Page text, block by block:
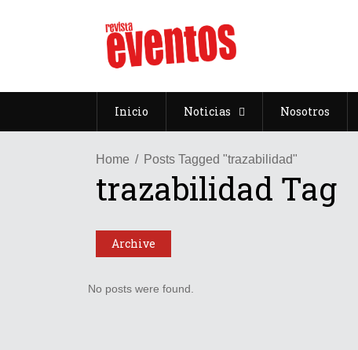
Inicio Noticias Nosotros
Home Posts Tagged "trazabilidad"
trazabilidad Tag
Archive
No posts were found.